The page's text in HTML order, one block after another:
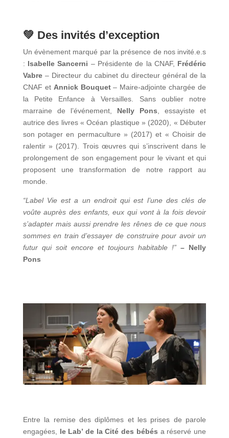
💚 Des invités d’exception
Un évènement marqué par la présence de nos invité.e.s
: Isabelle Sancerni – Présidente de la CNAF, Frédéric
Vabre– Directeur du cabinet du directeur général de la
CNAF et Annick Bouquet– Maire-adjointe chargée de
la Petite Enfance à Versailles. Sans oublier notre
marraine de l’événement, Nelly Pons, essayiste et
autrice des livres « Océan plastique » (2020), « Débuter
son potager en permaculture » (2017) et « Choisir de
ralentir » (2017). Trois œuvres qui s’inscrivent dans le
prolongement de son engagement pour le vivant et qui
proposent une transformation de notre rapport au
monde.
“Label Vie est a un endroit qui est l’une des clés de
voûte auprès des enfants, eux qui vont à la fois devoir
s’adapter mais aussi prendre les rênes de ce que nous
sommes en train d’essayer de construire pour avoir un
futur qui soit encore et toujours habitable !”– Nelly
Pons
Entre la remise des diplômes et les prises de parole
engagées,
le Lab’ de la Cité des bébés a réservé une